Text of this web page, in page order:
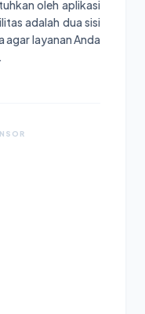
oleh aplikasi
adalah dua sisi
agar layanan Anda